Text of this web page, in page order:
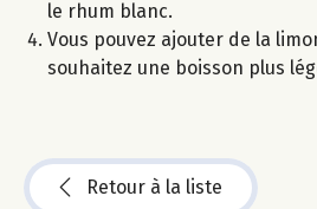
le rhum blanc.
Vous pouvez ajouter de la
souhaitez une boisson plus
Retour à la liste